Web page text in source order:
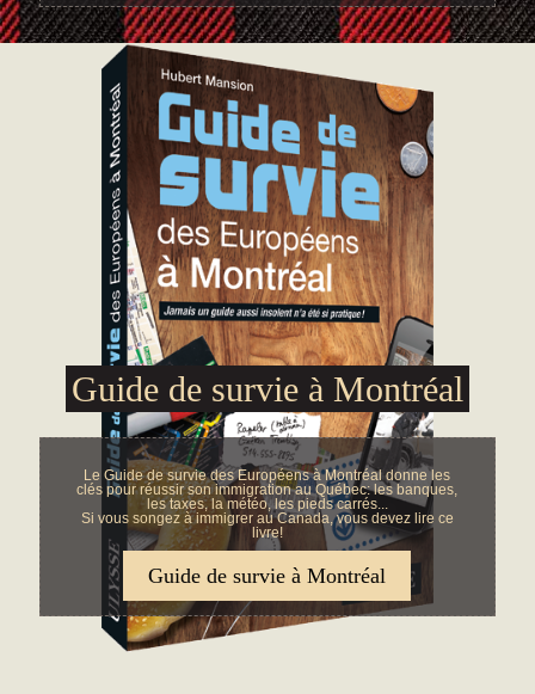
Guide de survie à Montréal
Le Guide de survie des Européens à Montréal donne les
clés pour réussir son immigration au Québec: les banques,
les taxes, la météo, les pieds carrés...
Si vous songez à immigrer au Canada, vous devez lire ce
livre!
Guide de survie à Montréal